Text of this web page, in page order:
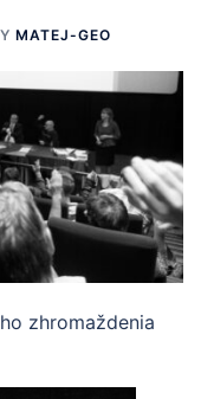
MATEJ-GEO
zhromaždenia